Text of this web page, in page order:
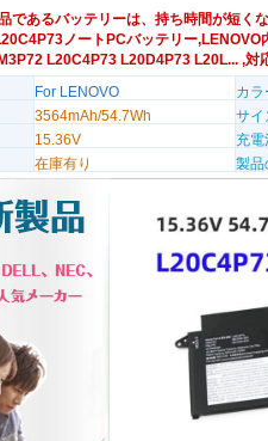
であるバッテリーは、持ち時間が短く
ノートPCバッテリー
L20C4P73 L20D4P73 L20L... ,対
For LENOVO カラ
3564mAh/54.7Wh
サイ
15.36V 充電
在庫有り 製品